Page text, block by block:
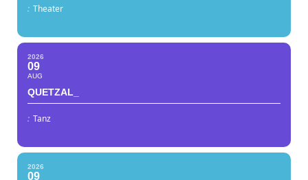
: Theater
2026
09
AUG
QUETZAL_
: Tanz
2026
09